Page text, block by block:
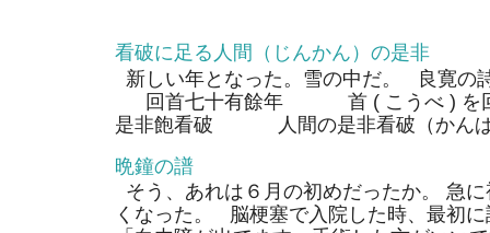
看破に足る人間（じんかん）の是非
新しい年となった。雪の中だ。 良寛の
回首七十有餘年 首 ( こうべ ) を回
是非飽看破 人間の是非看破（かん
晩鐘の譜
そう、あれは６月の初めだったか。 急
くなった。 脳梗塞で入院した時、最初